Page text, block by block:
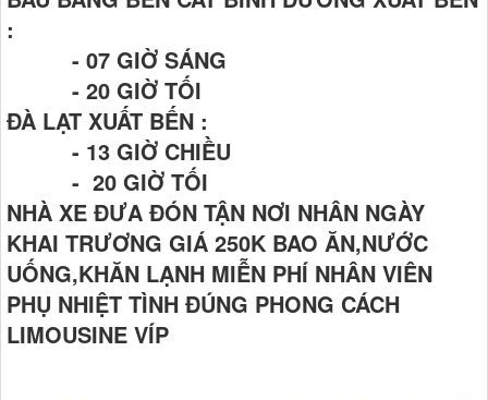
:
- 07 GIỜ SÁNG
- 20 GIỜ TỐI
ĐÀ LẠT XUẤT BẾN :
- 13 GIỜ CHIỀU
- 20 GIỜ TỐI
NHÀ XE ĐƯA ĐÓN TẬN NƠI NHÂN NGÀY
KHAI TRƯƠNG GIÁ 250K BAO ĂN,NƯỚC
UỐNG,KHĂN LẠNH MIỄN PHÍ NHÂN VIÊN
PHỤ NHIỆT TÌNH ĐÚNG PHONG CÁCH
LIMOUSINE VÍP